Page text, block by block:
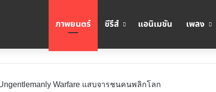
ภาพยนตร์ ซีรีส์ แอนิเมชัน เพลง
Warfare แสบจารชนคนพลิกโลก